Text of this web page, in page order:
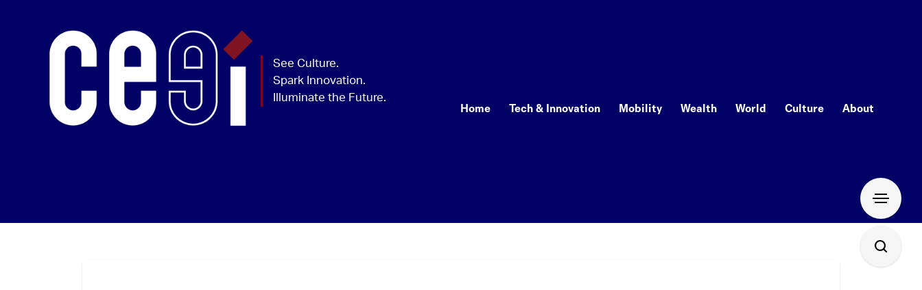
Home Tech & Innovation Mobility Wealth World Culture About